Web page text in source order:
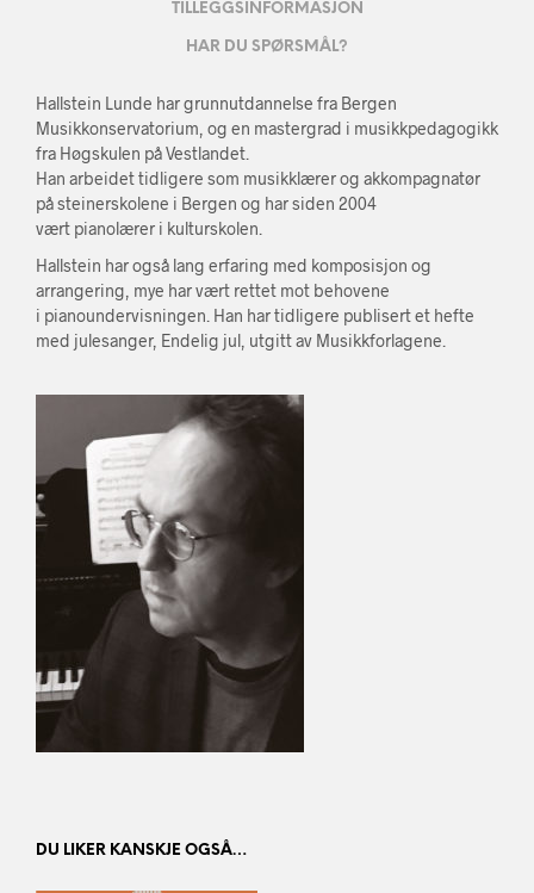
TILLEGGSINFORMASJON
HAR DU SPØRSMÅL?
Hallstein Lunde har grunnutdannelse fra Bergen
Musikkonservatorium, og en mastergrad i musikkpedagogikk
fra Høgskulen på Vestlandet.
Han arbeidet tidligere som musikklærer og akkompagnatør
på steinerskolene i Bergen og har siden 2004
vært pianolærer i kulturskolen.
Hallstein har også lang erfaring med komposisjon og
arrangering, mye har vært rettet mot behovene
i pianoundervisningen. Han har tidligere publisert et hefte
med julesanger, Endelig jul, utgitt av Musikkforlagene.
DU LIKER KANSKJE OGSÅ…